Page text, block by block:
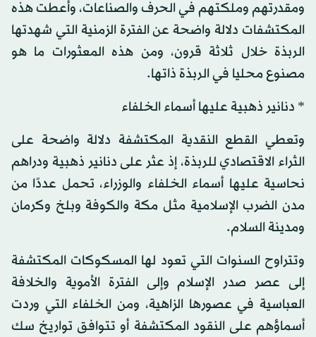
ومقدرتهم وملكتهم في الحرف والصناعات، وأعطت هذه
المكتشفات دلالة واضحة عن الفترة الزمنية التي شهدتها
الربذة خلال ثلاثة قرون، ومن هذه المعثورات ما هو
مصنوع محليا في الربذة ذاتها.
* دنانير ذهبية عليها أسماء الخلفاء
وتعطي القطع النقدية المكتشفة دلالة واضحة على
الثراء الاقتصادي للربذة، إذ عثر على دنانير ذهبية ودراهم
نحاسية عليها أسماء الخلفاء والوزراء، تحمل عددًا من
مدن الضرب الإسلامية مثل مكة والكوفة وبلخ وكرمان
ومدينة السلام.
وتتراوح السنوات التي تعود لها المسكوكات المكتشفة
إلى عصر صدر الإسلام وإلى الفترة الأموية والخلافة
العباسية في عصورها الزاهية، ومن الخلفاء التي وردت
أسماؤهم على النقود المكتشفة أو تتوافق تواريخ سك